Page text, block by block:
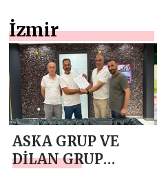
İzmir
ASKA GRUP VE
DİLAN GRUP